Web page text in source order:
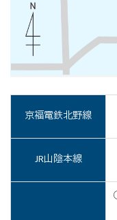
京福電鉄北野線
JR山陰本線